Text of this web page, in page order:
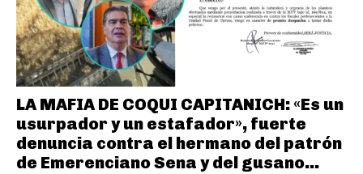
LA MAFIA DE COQUI CAPITANICH: «Es un
usurpador y un estafador», fuerte
denuncia contra el hermano del patrón
de Emerenciano Sena y del gusano...